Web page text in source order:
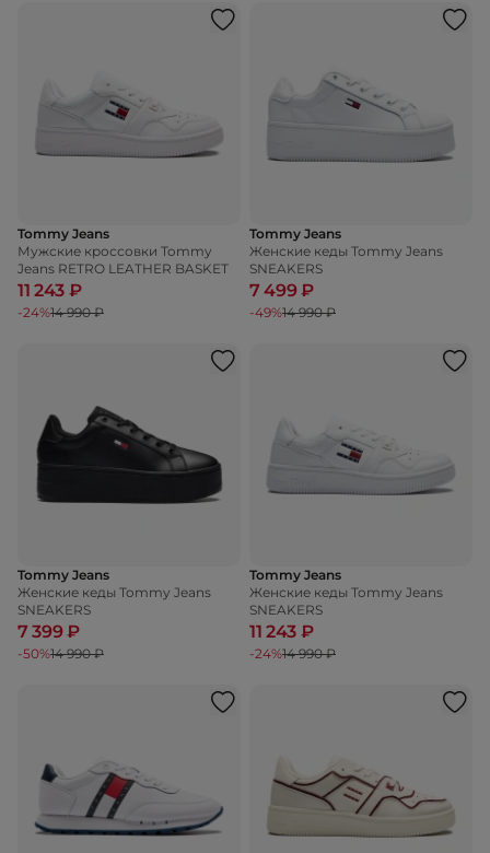
Tommy Jeans
Мужские кроссовки Tommy
Jeans RETRO LEATHER BASKET
11 243 ₽
-24%14 990 ₽
Tommy Jeans
Женские кеды Tommy Jeans
SNEAKERS
7 499 ₽
-49%14 990 ₽
Tommy Jeans
Женские кеды Tommy Jeans
SNEAKERS
7 399 ₽
-50%14 990 ₽
Tommy Jeans
Женские кеды Tommy Jeans
SNEAKERS
11 243 ₽
-24%14 990 ₽